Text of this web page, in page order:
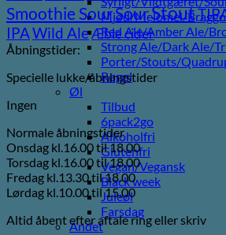
Mjød/Melomel/
Red Ale/Amber Ale/
Strong Ale/Dark Ale/
Porter/Stouts/
Røgøl
Øl
Tilbud
6pack2go
Alkoholfri
Glutenfri
Vegan/Vegansk
Black week
Juleøl
Farsdag
Andet
Smoothie SourSourStout
IPAWild AleÆble cider
Åbningstider:
Specielle lukke/åbningstider
Ingen
Normale åbningstider
Onsdag kl.16.00 til 18.00
Torsdag kl.16.00 til 18.00
Fredag kl.13.30 til 18.00
Lørdag kl.10.00 til 15.00
Altid åbent efter aftale ring eller skriv